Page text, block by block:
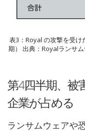
表3：Royal の攻撃を受け
期） 出典：Royalランサ
第4四半期、被
企業が占める
ランサムウェアや